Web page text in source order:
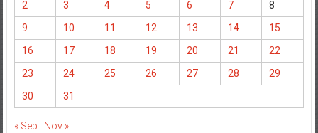
2 3 4 5 6 7
8
9
10 11 12 13 14
15
16
17 18 19 20 21
22
23
24 25 26 27 28
29
30
31
« Sep Nov »